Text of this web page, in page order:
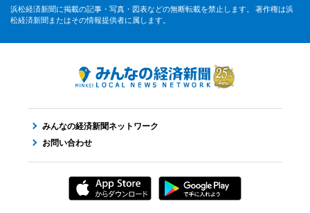
浜松経済新聞に掲載の記事・写真・図表などの無断転載を禁止します。 著作権は浜
松経済新聞またはその情報提供者に属します。
みんなの経済新聞ネットワーク
お問い合わせ